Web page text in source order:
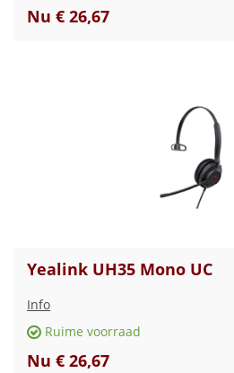
Nu € 26,67
Yealink UH35 Mono UC
Info
Ruime voorraad
Nu € 26,67